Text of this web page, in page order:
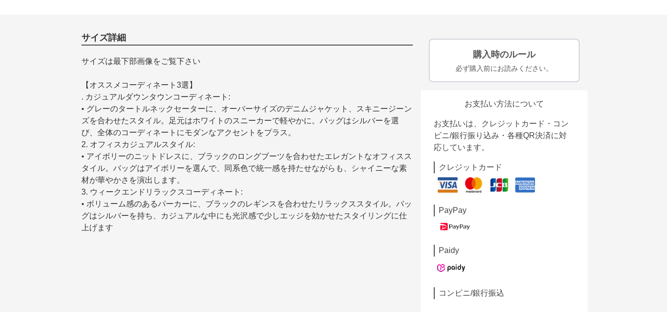
サイズ詳細
サイズは最下部画像をご覧下さい
【オススメコーディネート3選】
. カジュアルダウンタウンコーディネート:
• グレーのタートルネックセーターに、オーバーサイズのデニムジャケット、スキニージーン
ズを合わせたスタイル。足元はホワイトのスニーカーで軽やかに。バッグはシルバーを選
び、全体のコーディネートにモダンなアクセントをプラス。
2. オフィスカジュアルスタイル:
• アイボリーのニットドレスに、ブラックのロングブーツを合わせたエレガントなオフィスス
タイル。バッグはアイボリーを選んで、同系色で統一感を持たせながらも、シャイニーな素
材が華やかさを演出します。
3. ウィークエンドリラックスコーディネート:
• ボリューム感のあるパーカーに、ブラックのレギンスを合わせたリラックススタイル。バッ
グはシルバーを持ち、カジュアルな中にも光沢感で少しエッジを効かせたスタイリングに仕
上げます
購入時のルール
必ず購入前にお読みください。
お支払い方法について
お支払いは、クレジットカード・コン
ビニ/銀行振り込み・各種QR決済に対
応しています。
クレジットカード
PayPay
Paidy
コンビニ/銀行振込